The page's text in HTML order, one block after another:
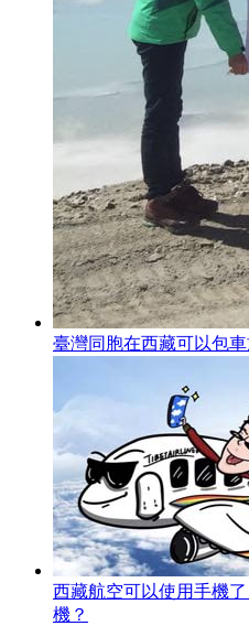
臺灣同胞在西藏可以包車
西藏航空可以使用手機
機？